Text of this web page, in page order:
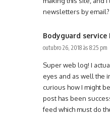
newsletters by email?
Bodyguard service
outubro 26, 2018 às 8:25 pm
Super web log! I
eyes and as well the
curious how I might
post has been
feed which must do